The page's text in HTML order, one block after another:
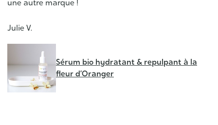
une autre marque !
Julie V.
Sérum bio hydratant & repulpant à la
fleur d’Oranger